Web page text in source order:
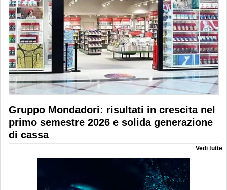
Gruppo Mondadori: risultati in crescita nel
primo semestre 2026 e solida generazione
di cassa
Vedi tutte